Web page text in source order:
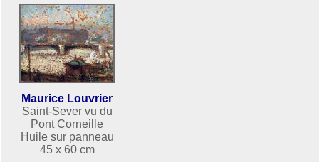
Maurice Louvrier
Saint-Sever vu du
Pont Corneille
Huile sur panneau
45 x 60 cm